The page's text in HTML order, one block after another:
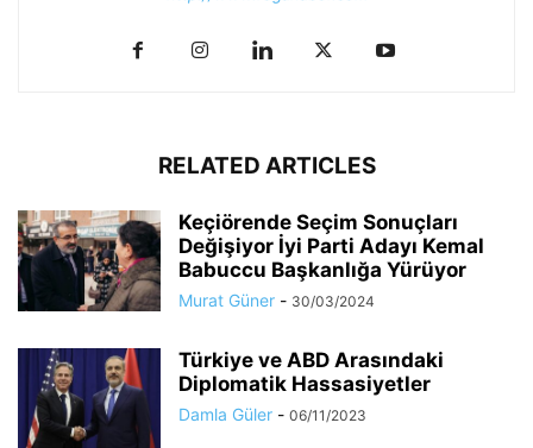
RELATED ARTICLES
Keçiörende Seçim Sonuçları
Değişiyor İyi Parti Adayı Kemal
Babuccu Başkanlığa Yürüyor
Murat Güner - 30/03/2024
Türkiye ve ABD Arasındaki
Diplomatik Hassasiyetler
Damla Güler - 06/11/2023